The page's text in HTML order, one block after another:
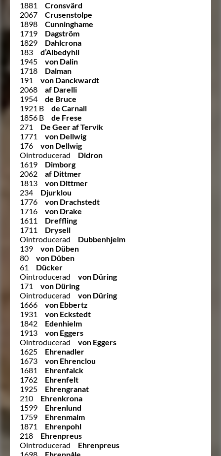
1881
Cronsvärd
2067
Crusenstolpe
1898
Cunninghame
1719
Dagström
1829
Dahlcrona
183
d’Albedyhll
1945
von Dalin
1718
Dalman
191
von Danckwardt
2068
af Darelli
1954
de Bruce
1921 B
de Carnall
1856 B
de Frese
271
De Geer af Tervik
1771
von Dellwig
176
von Dellwig
Ointroducerad
Didron
1619
Dimborg
2062
af Dittmer
1813
von Dittmer
234
Djurklou
1776
von Drachstedt
1716
von Drake
1611
Dreffling
1711
Drysell
Ointroducerad
Dubbenhjelm
139
von Düben
80
von Düben
61
Dücker
Ointroducerad
von Düring
171
von Düring
Ointroducerad
von Düring
1666
von Ebbertz
1931
von Eckstedt
1842
Edenhielm
1913
von Eggers
Ointroducerad
von Eggers
1625
Ehrenadler
1673
von Ehrenclou
1681
Ehrenfalck
1762
Ehrenfelt
1925
Ehrengranat
210
Ehrenkrona
1599
Ehrenlund
1759
Ehrenmalm
1871
Ehrenpohl
218
Ehrenpreus
Ointroducerad
Ehrenpreus